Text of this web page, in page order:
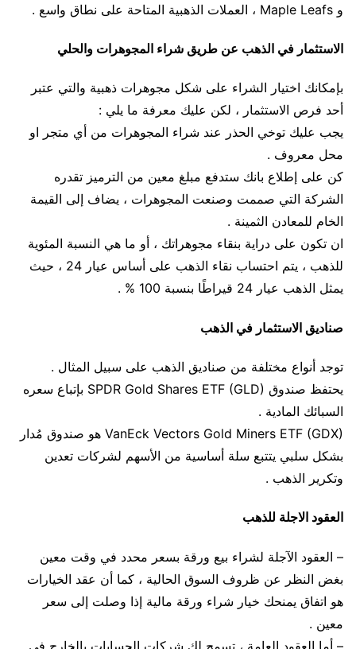
و Maple Leafs ، العملات الذهبية المتاحة على نطاق واسع .
الاستثمار في الذهب عن طريق شراء المجوهرات والحلي
بإمكانك اختيار الشراء على شكل مجوهرات ذهبية والتي عتبر
أحد فرص الاستثمار ، لكن عليك معرفة ما يلي :
يجب عليك توخي الحذر عند شراء المجوهرات من أي متجر او
محل معروف .
كن على إطلاع بانك ستدفع مبلغ معين من الترميز تقدره
الشركة التي صممت وصنعت المجوهرات ، يضاف إلى القيمة
الخام للمعادن الثمينة .
ان تكون على دراية بنقاء مجوهراتك ، أو ما هي النسبة المئوية
للذهب ، يتم احتساب نقاء الذهب على أساس عيار 24 ، حيث
يمثل الذهب عيار 24 قيراطًا بنسبة 100 % .
صناديق الاستثمار في الذهب
توجد أنواع مختلفة من صناديق الذهب على سبيل المثال .
يحتفظ صندوق SPDR Gold Shares ETF (GLD) بإتباع سعره
السبائك المادية .
VanEck Vectors Gold Miners ETF (GDX) هو صندوق مُدار
بشكل سلبي يتتبع سلة أساسية من الأسهم لشركات تعدين
وتكرير الذهب .
العقود الاجلة للذهب
– العقود الآجلة لشراء بيع ورقة بسعر محدد في وقت معين
بغض النظر عن ظروف السوق الحالية ، كما أن عقد الخيارات
هو اتفاق يمنحك خيار شراء ورقة مالية إذا وصلت إلى سعر
معين .
– أما العقود العامة ، تسمح لك شركات الحسابات بالخارج في